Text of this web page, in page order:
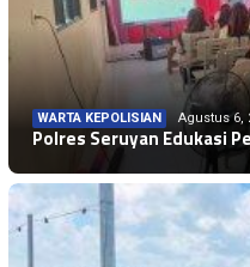
WARTA KEPOLISIAN Agustus 6,
Polres Seruyan Edukasi